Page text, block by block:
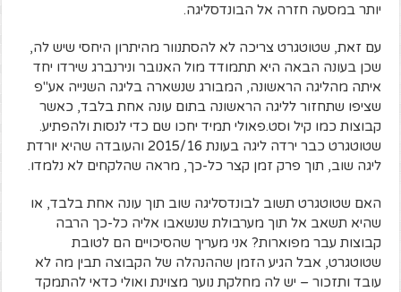
יותר במסעה חזרה אל הבונדסליגה.
עם זאת, שטוטגרט צריכה לא להסתנוור מהיתרון היחסי שיש לה,
שכן בעונה הבאה היא תתמודד מול האנובר ונירנברג שירדו יחד
איתה מהליגה הראשונה, המבורג שנשארה בליגה השנייה אע"פ
שציפו שתחזור לליגה הראשונה בתום עונה אחת בלבד, כאשר
קבוצות כמו קיל וסט.פאולי תמיד יחכו שם כדי לנסות ולהפתיע.
שטוטגרט כבר ירדה ליגה בעונת 2015/16 והעובדה שהיא יורדת
ליגה שוב, תוך פרק זמן קצר כל-כך, מראה שהלקחים לא נלמדו.
האם שטוטגרט תשוב לבונדסליגה שוב תוך עונה אחת בלבד, או
שהיא תשאב אל תוך מערבולת שנשאבו אליה כל-כך הרבה
קבוצות עבר מפוארות? אני מעריך שהסיכויים הם לטובת
שטוטגרט, אבל הגיע הזמן שההנהלה של הקבוצה תבין מה לא
עובד ותזכור – יש לה מחלקת נוער מצוינת ואולי כדאי להתמקד